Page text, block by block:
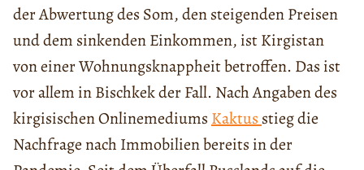
der Abwertung des Som, den steigenden Preisen
und dem sinkenden Einkommen, ist Kirgistan
von einer Wohnungsknappheit betroffen. Das ist
vor allem in Bischkek der Fall. Nach Angaben des
kirgisischen Onlinemediums Kaktus stieg die
Nachfrage nach Immobilien bereits in der